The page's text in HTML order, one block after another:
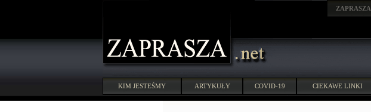
ZAPRASZA
KIM JESTEŚMY ARTYKUŁY COVID-19 CIEKAWE LINKI